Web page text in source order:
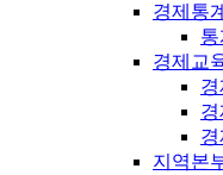
경제통계
경제교
지역본